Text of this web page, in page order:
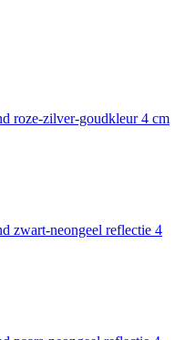
roze-zilver-goudkleur 4 cm
zwart-neongeel reflectie 4